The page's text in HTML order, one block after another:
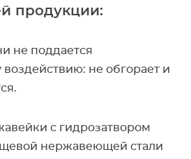
продукции:
не поддается
не обгорает и
с гидрозатвором
нержавеющей стали